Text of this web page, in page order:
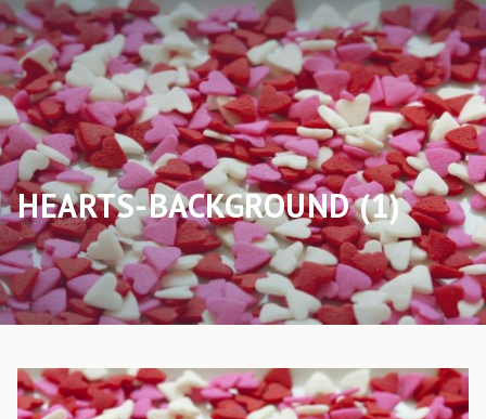
HEARTS-BACKGROUND (1)